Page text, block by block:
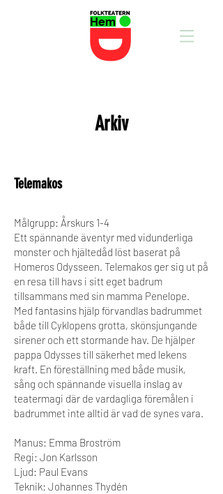
Hem
Arkiv
Telemakos
Målgrupp: Årskurs 1-4
Ett spännande äventyr med vidunderliga
monster och hjältedåd löst baserat på
Homeros Odysseen. Telemakos ger sig ut på
en resa till havs i sitt eget badrum
tillsammans med sin mamma Penelope.
Med fantasins hjälp förvandlas badrummet
både till Cyklopens grotta, skönsjungande
sirener och ett stormande hav. De hjälper
pappa Odysses till säkerhet med lekens
kraft. En föreställning med både musik,
sång och spännande visuella inslag av
teatermagi där de vardagliga föremålen i
badrummet inte alltid är vad de synes vara.
Manus: Emma Broström
Regi: Jon Karlsson
Ljud: Paul Evans
Teknik: Johannes Thydén